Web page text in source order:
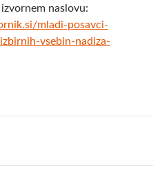
naslovu:
mladi-posavci-
vsebin-nadiza-